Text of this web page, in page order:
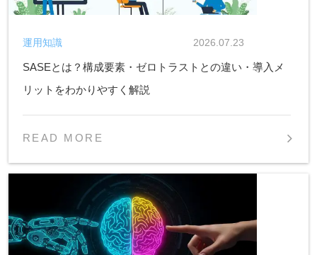
SASEとは？構成要素・ゼロトラストとの違い・導入メ
リットをわかりやすく解説
2026.07.23
運用知識
READ MORE